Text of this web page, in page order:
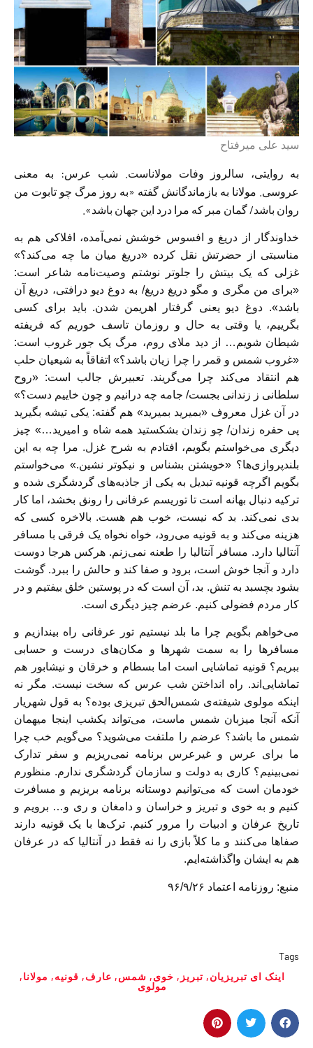
سید علی میرفتاح
به روایتی، سالروز وفات مولاناست. شب عرس: به معنی
عروسی. مولانا به بازماندگانش گفته «به روز مرگ چو تابوت من
روان باشد/ گمان مبر که مرا درد این جهان باشد».
خداوندگار از دریغ و افسوس خوشش نمی‌آمده، افلاکی هم به
مناسبتی از حضرتش نقل کرده «دریغ میان ما چه می‌کند؟»
غزلی که یک بیتش را جلو‌تر نوشتم وصیت‌نامه شاعر است:
«برای من مگری و مگو دریغ دریغ/ به دوغ دیو درافتی، دریغ آن
باشد». دوغ دیو یعنی گرفتار اهریمن شدن. باید برای کسی
بگرییم، یا وقتی به حال و روزمان تاسف خوریم که فریفته
شیطان شویم… از دید ملای روم، مرگ یک جور غروب است:
«غروب شمس و قمر را چرا زیان باشد؟» اتفاقاً به شیعیان حلب
هم انتقاد می‌کند چرا می‌گریند. تعبیرش جالب است: «روح
سلطانی ز زندانی بجست/ جامه چه درانیم و چون خاییم دست؟»
در آن غزل معروف «بمیرید بمیرید» هم گفته: یکی تیشه بگیرید
پی حفره زندان/ چو زندان بشکستید همه شاه و امیرید…» چیز
دیگری می‌خواستم بگویم، افتادم به شرح غزل. مرا چه به این
بلندپروازی‌ها؟ «خویشتن بشناس و نیکو‌تر نشین.» می‌خواستم
بگویم اگرچه قونیه تبدیل به یکی از جاذبه‌های گردشگری شده و
ترکیه دنبال بهانه است تا توریسم عرفانی را رونق بخشد، اما کار
بدی نمی‌کند. بد که نیست، خوب هم هست. بالاخره کسی که
هزینه می‌کند و به قونیه می‌رود، خواه نخواه یک فرقی با مسافر
آنتالیا دارد. مسافر آنتالیا را طعنه نمی‌زنم. هرکس هرجا دوست
دارد و آنجا خوش است، برود و صفا کند و حالش را ببرد. گوشت
بشود بچسبد به تنش. بد، آن است که در پوستین خلق بیفتیم و در
کار مردم فضولی کنیم. عرضم چیز دیگری است.
می‌خواهم بگویم چرا ما بلد نیستیم تور عرفانی راه بیندازیم و
مسافر‌ها را به سمت شهر‌ها و مکان‌های درست و حسابی
ببریم؟ قونیه تماشایی است اما بسطام و خرقان و نیشابور هم
تماشایی‌اند. راه انداختن شب عرس که سخت نیست. مگر نه
اینکه مولوی شیفته‌ی شمس‌الحق تبریزی بوده؟ به قول شهریار
آنکه آنجا میزبان شمس ماست، می‌تواند یکشب اینجا میهمان
شمس ما باشد؟ عرضم را ملتفت می‌شوید؟ می‌گویم خب چرا
ما برای عرس و غیرعرس برنامه نمی‌ریزیم و سفر تدارک
نمی‌بینیم؟ کاری به دولت و سازمان گردشگری ندارم. منظورم
خودمان است که می‌توانیم دوستانه برنامه بریزیم و مسافرت
کنیم و به خوی و تبریز و خراسان و دامغان و ری و… برویم و
تاریخ عرفان و ادبیات را مرور کنیم. ترک‌ها با یک قونیه دارند
صفا‌ها می‌کنند و ما کلاً بازی را نه فقط در آنتالیا که در عرفان
هم به ایشان واگذاشته‌ایم.
منبع: روزنامه اعتماد ۹۶/۹/۲۶
Tags
اینک‌ ای تبریزیان, تبریز , خوی, شمس, عارف, قونیه, مولانا,
مولوی